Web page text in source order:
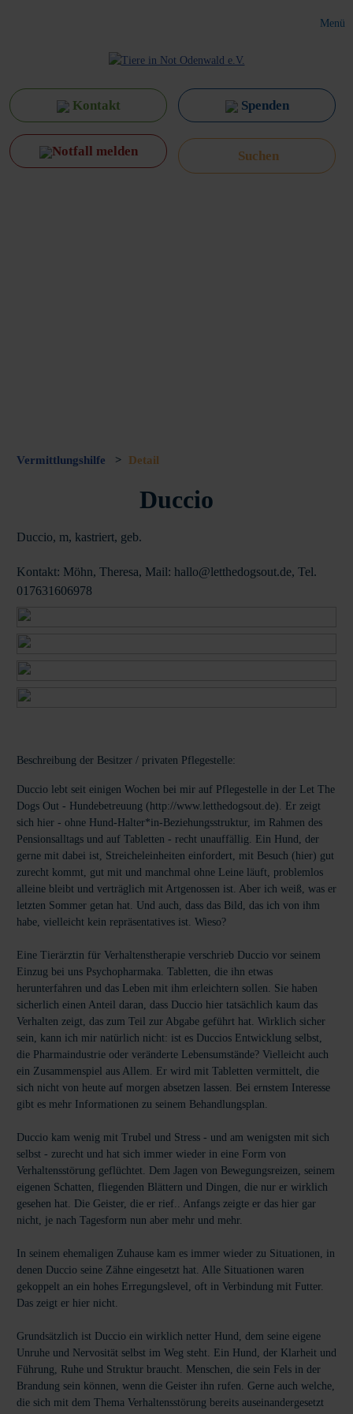
Menü
Kontakt Spenden
Notfall melden
Vermittlungshilfe > Detail
Duccio
Duccio, m, kastriert, geb.
Kontakt: Möhn, Theresa, Mail: hallo@letthedogsout.de, Tel.
017631606978
Beschreibung der Besitzer / privaten Pflegestelle:
Duccio lebt seit einigen Wochen bei mir auf Pflegestelle in der Let The
Dogs Out - Hundebetreuung (http://www.letthedogsout.de). Er zeigt
sich hier - ohne Hund-Halter*in-Beziehungsstruktur, im Rahmen des
Pensionsalltags und auf Tabletten - recht unauffällig. Ein Hund, der
gerne mit dabei ist, Streicheleinheiten einfordert, mit Besuch (hier) gut
zurecht kommt, gut mit und manchmal ohne Leine läuft, problemlos
alleine bleibt und verträglich mit Artgenossen ist. Aber ich weiß, was er
letzten Sommer getan hat. Und auch, dass das Bild, das ich von ihm
habe, vielleicht kein repräsentatives ist. Wieso?
Eine Tierärztin für Verhaltenstherapie verschrieb Duccio vor seinem
Einzug bei uns Psychopharmaka. Tabletten, die ihn etwas
herunterfahren und das Leben mit ihm erleichtern sollen. Sie haben
sicherlich einen Anteil daran, dass Duccio hier tatsächlich kaum das
Verhalten zeigt, das zum Teil zur Abgabe geführt hat. Wirklich sicher
sein, kann ich mir natürlich nicht: ist es Duccios Entwicklung selbst,
die Pharmaindustrie oder veränderte Lebensumstände? Vielleicht auch
ein Zusammenspiel aus Allem. Er wird mit Tabletten vermittelt, die
sich nicht von heute auf morgen absetzen lassen. Bei ernstem Interesse
gibt es mehr Informationen zu seinem Behandlungsplan.
Duccio kam wenig mit Trubel und Stress - und am wenigsten mit sich
selbst - zurecht und hat sich immer wieder in eine Form von
Verhaltensstörung geflüchtet. Dem Jagen von Bewegungsreizen, seinem
eigenen Schatten, fliegenden Blättern und Dingen, die nur er wirklich
gesehen hat. Die Geister, die er rief.. Anfangs zeigte er das hier gar
nicht, je nach Tagesform nun aber mehr und mehr.
In seinem ehemaligen Zuhause kam es immer wieder zu Situationen, in
denen Duccio seine Zähne eingesetzt hat. Alle Situationen waren
gekoppelt an ein hohes Erregungslevel, oft in Verbindung mit Futter.
Das zeigt er hier nicht.
Grundsätzlich ist Duccio ein wirklich netter Hund, dem seine eigene
Unruhe und Nervosität selbst im Weg steht. Ein Hund, der Klarheit und
Führung, Ruhe und Struktur braucht. Menschen, die sein Fels in der
Brandung sein können, wenn die Geister ihn rufen. Gerne auch welche,
die sich mit dem Thema Verhaltensstörung bereits auseinandergesetzt